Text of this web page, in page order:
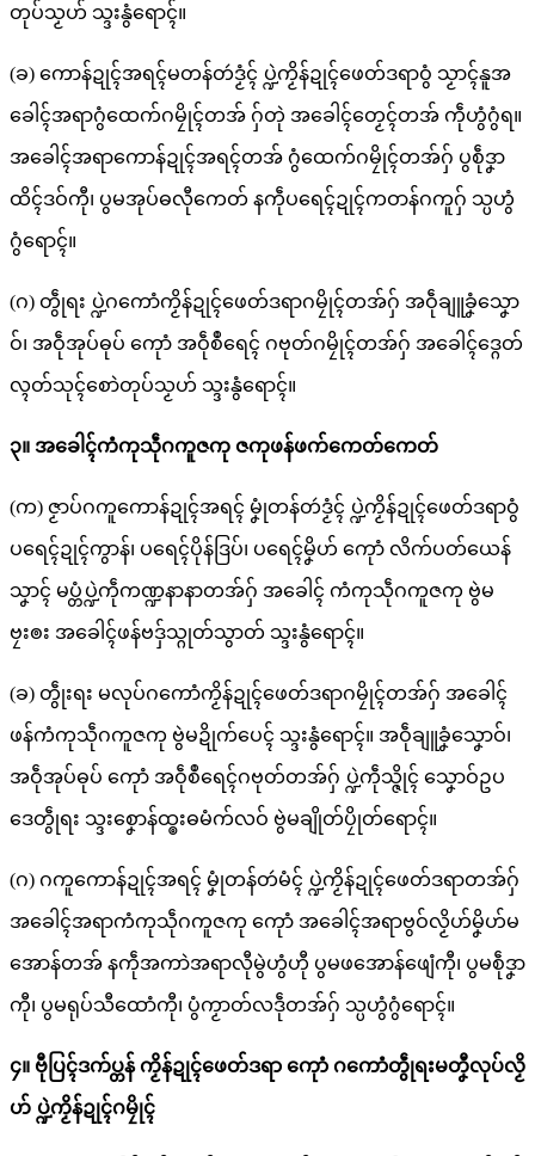
တုပ်သၟဟ် သ္ဒးနွံရောၚ်။
(ခ) ကောန်ဍုၚ်အရၚ်မတန်တဴဒၟံၚ် ပ္ဍဲကၟိန်ဍုၚ်ဖေတ်ဒရာဝွံ သၟာၚ်နူအ
ခေါၚ်အရာဂွံထေက်ဂမၠိုၚ်တအ် ဂှ်တုဲ အခေါၚ်တၟေၚ်တအ် ကဵုဟွံဂွံရ။
အခေါၚ်အရာကောန်ဍုၚ်အရၚ်တအ် ဂွံထေက်ဂမၠိုၚ်တအ်ဂှ် ပွစဵုဒၞာ
ထိၚ်ဒဝ်ကီု၊ ပွမအုပ်ဓလီုကေတ် နကဵုပရေၚ်ဍုၚ်ကဝာန်ဂကူဂှ် သ္ပဟွံ
ဂွံရောၚ်။
(ဂ) တွဵုရး ပ္ဍဲဂကောံကၟိန်ဍုၚ်ဖေတ်ဒရာဂမၠိုၚ်တအ်ဂှ် အဝဵုချူခၞံသၞော
ဝ်၊ အဝဵုအုပ်ဓုပ် ကေုာံ အဝဵုစဳရေၚ် ဂဗုတ်ဂမၠိုၚ်တအ်ဂှ် အခေါၚ်ဒ္ဂေတ်
လ္ၚတ်သုၚ်စောဲတုပ်သၟဟ် သ္ဒးနွံရောၚ်။
၃။ အခေါၚ်ကံကုသဵုဂကူဇကု ဇကုဖန်ဖက်ကေတ်ကေတ်
(က) ဇၟာပ်ဂကူကောန်ဍုၚ်အရၚ် မၞုံတန်တဴဒၟံၚ် ပ္ဍဲကၟိန်ဍုၚ်ဖေတ်ဒရာဝွံ
ပရေၚ်ဍုၚ်ကွာန်၊ ပရေၚ်ပိုန်ဒြပ်၊ ပရေၚ်မၞိဟ် ကေုာံ လိက်ပတ်ယေန်
သၞာၚ် မပ္တံပ္ဍဲကဵုကဏ္ဍနာနာတအ်ဂှ် အခေါၚ် ကံကုသဵုဂကူဇကု ဗွဲမ
ဗၠးၜး အခေါၚ်ဖန်ဗဒှ်သ္ဂုတ်သွာတ် သ္ဒးနွံရောၚ်။
(ခ) တွဵုးရး မလုပ်ဂကောံကၟိန်ဍုၚ်ဖေတ်ဒရာဂမၠိုၚ်တအ်ဂှ် အခေါၚ်
ဖန်ကံကုသဵုဂကူဇကု ဗွဲမဍိုက်ပေၚ် သ္ဒးနွံရောၚ်။ အဝဵုချူခၞံသၞောဝ်၊
အဝဵုအုပ်ဓုပ် ကေုာံ အဝဵုစဳရေၚ်ဂဗုတ်တအ်ဂှ် ပ္ဍဲကဵုသ္ဇိုၚ် သၞောဝ်ဥပ
ဒေတွဵုရး သ္ဒးစၞောန်ထ္ၜးဓမံက်လဝ် ဗွဲမချိုတ်ပၠိုတ်ရောၚ်။
(ဂ) ဂကူကောန်ဍုၚ်အရၚ် မၞုံတန်တဴမံၚ် ပ္ဍဲကၟိန်ဍုၚ်ဖေတ်ဒရာတအ်ဂှ်
အခေါၚ်အရာကံကုသဵုဂကူဇကု ကေုာံ အခေါၚ်အရာဗွဝ်လၟိဟ်မၞိဟ်မ
အောန်တအ် နကဵုအကာဲအရာလီုမွဲဟွံဟီု ပွမဖအောန်ဖျေံကီု၊ ပွမစဵုဒၞာ
ကီု၊ ပွမရုပ်သီထောံကီု၊ ပွံကၟာတ်လဒဵုတအ်ဂှ် သ္ပဟွံဂွံရောၚ်။
၄။ ဗီုပြၚ်ဒက်ပ္တန် ကၟိန်ဍုၚ်ဖေတ်ဒရာ ကေုာံ ဂကောံတွဵုရးမတၞီလုပ်လၟိ
ဟ် ပ္ဍဲကၟိန်ဍုၚ်ဂမၠိုၚ်